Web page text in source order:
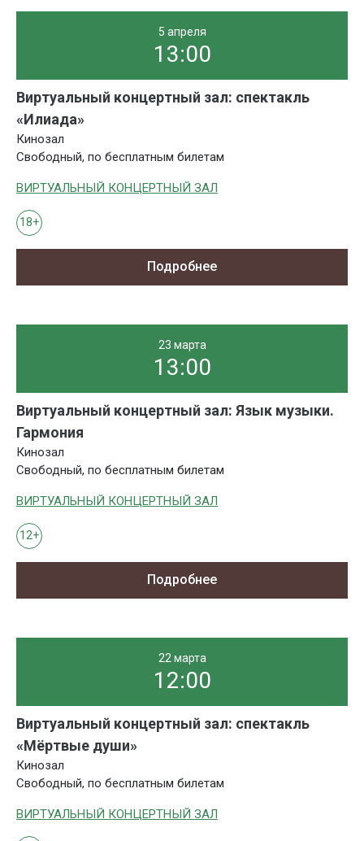
5 апреля
13:00
Виртуальный концертный зал: спектакль
«Илиада»
Кинозал
Свободный, по бесплатным билетам
ВИРТУАЛЬНЫЙ КОНЦЕРТНЫЙ ЗАЛ
18+
Подробнее
23 марта
13:00
Виртуальный концертный зал: Язык музыки.
Гармония
Кинозал
Свободный, по бесплатным билетам
ВИРТУАЛЬНЫЙ КОНЦЕРТНЫЙ ЗАЛ
12+
Подробнее
22 марта
12:00
Виртуальный концертный зал: спектакль
«Мёртвые души»
Кинозал
Свободный, по бесплатным билетам
ВИРТУАЛЬНЫЙ КОНЦЕРТНЫЙ ЗАЛ